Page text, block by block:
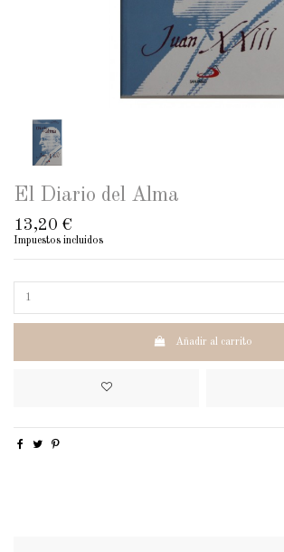
El Diario del Alma
13,20 €
Impuestos incluidos
Añadir al carrito